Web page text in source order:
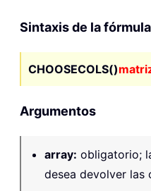
Sintaxis de la fórmula
CHOOSECOLS()
Argumentos
array: obligatorio;
desea devolver las